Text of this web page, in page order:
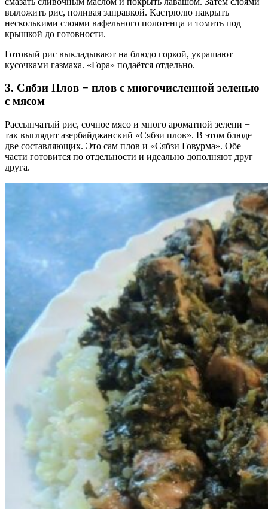
выложить рис, поливая заправкой. Кастрюлю накрыть
несколькими слоями вафельного полотенца и томить под
крышкой до готовности.
Готовый рис выкладывают на блюдо горкой, украшают
кусочками газмаха. «Гора» подаётся отдельно.
3. Сябзи Плов − плов с многочисленной зеленью
с мясом
Рассыпчатый рис, сочное мясо и много ароматной зелени −
так выглядит азербайджанский «Сябзи плов». В этом блюде
две составляющих. Это сам плов и «Сябзи Говурма». Обе
части готовится по отдельности и идеально дополняют друг
друга.